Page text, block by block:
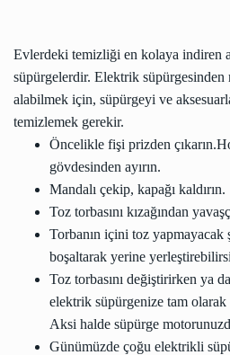
Evlerdeki temizliği en kolaya indiren
süpürgelerdir. Elektrik süpürgesinden
alabilmek için, süpürgeyi ve
temizlemek gerekir.
Öncelikle fişi prizden
gövdesinden ayırın.
Mandalı çekip, kapağı kaldırın.
Toz torbasını kızağından
Torbanın içini toz yapmayacak
boşaltarak yerine
Toz torbasını değiştirirken ya
elektrik süpürgenize tam
Aksi halde süpürge
Günümüzde çoğu elektrikli